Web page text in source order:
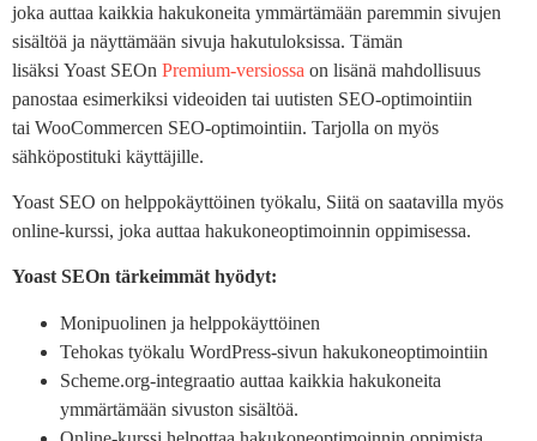
joka auttaa kaikkia hakukoneita ymmärtämään paremmin sivujen
sisältöä ja näyttämään sivuja hakutuloksissa. Tämän
lisäksi Yoast SEOn Premium-versiossa on lisänä mahdollisuus
panostaa esimerkiksi videoiden tai uutisten SEO-optimointiin
tai WooCommercen SEO-optimointiin. Tarjolla on myös
sähköpostituki käyttäjille.
Yoast SEO on helppokäyttöinen työkalu, Siitä on saatavilla myös
online-kurssi, joka auttaa hakukoneoptimoinnin oppimisessa.
Yoast SEOn tärkeimmät hyödyt:
Monipuolinen ja helppokäyttöinen
Tehokas työkalu WordPress-sivun hakukoneoptimointiin
Scheme.org-integraatio auttaa kaikkia hakukoneita
ymmärtämään sivuston sisältöä.